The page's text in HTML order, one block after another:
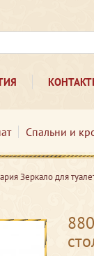
Спальни и
Зеркало для